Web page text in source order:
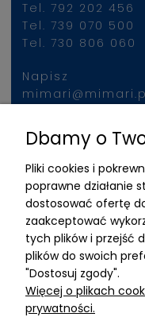
Tel. 792 202 456
Tel. 739 070 500
Tel. 730 806 060
Napisz
Znajdziesz nas
ADRES
MIMARI sp z o.o.
ul. Kurkowa 12
50-210 Wrocław
Dane
NIP:8982325327
Dbamy o
Pliki cookies i
poprawne działanie
dostosować ofertę
zaakceptować
tych plików i przejść
plików do swoich
"Dostosuj zgody".
Więcej o plikach
prywatności.